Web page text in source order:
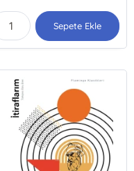
Sepete Ekle